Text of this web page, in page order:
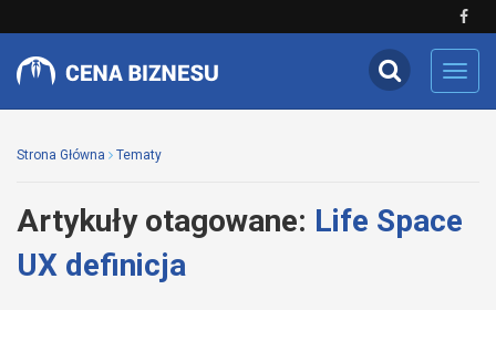
Strona Główna Tematy
Artykuły otagowane: Life Space
UX definicja